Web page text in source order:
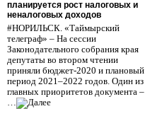
планируется рост налоговых и
неналоговых доходов
#НОРИЛЬСК. «Таймырский
телеграф» – На сессии
Законодательного собрания края
депутаты во втором чтении
приняли бюджет-2020 и плановый
период 2021–2022 годов. Один из
главных приоритетов документа –
…